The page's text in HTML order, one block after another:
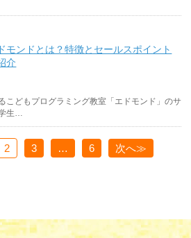
モンドとは？特徴とセールスポイント
介
こどもプログラミング教室「エドモンド」のサ
生…
2 3 … 6 次へ≫